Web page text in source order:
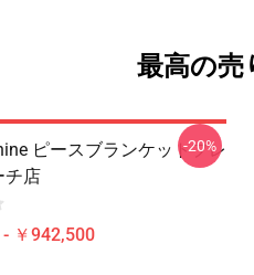
最高の売
ピースブランケットプレ
チ店
- ￥942,500
-20%